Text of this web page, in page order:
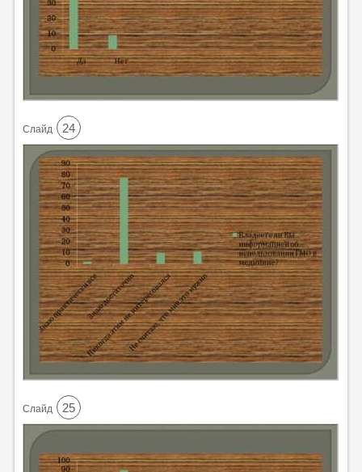
Cлайд 24
Cлайд 25